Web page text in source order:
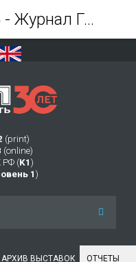
(print)
(online)
РФ (K1 )
1 )
АРХИВ ВЫСТАВОК ОТЧЕТЫ
Инвестуголь 2025 - Журнал Горная промышленность